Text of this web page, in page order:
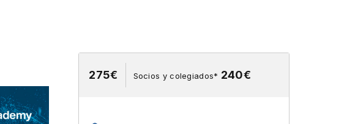
275€ Socios y colegiados* 240€